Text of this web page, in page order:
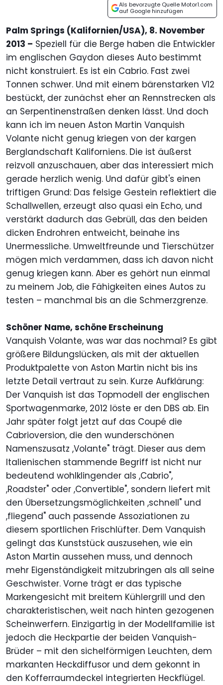
Als bevorzugte Quelle Motor1.com
auf Google hinzufügen
Palm Springs (Kalifornien/USA), 8. November
2013 – Speziell für die Berge haben die Entwickler
im englischen Gaydon dieses Auto bestimmt
nicht konstruiert. Es ist ein Cabrio. Fast zwei
Tonnen schwer. Und mit einem bärenstarken V12
bestückt, der zunächst eher an Rennstrecken als
an Serpentinenstraßen denken lässt. Und doch
kann ich im neuen Aston Martin Vanquish
Volante nicht genug kriegen von der kargen
Berglandschaft Kaliforniens. Die ist äußerst
reizvoll anzuschauen, aber das interessiert mich
gerade herzlich wenig. Und dafür gibt's einen
triftigen Grund: Das felsige Gestein reflektiert die
Schallwellen, erzeugt also quasi ein Echo, und
verstärkt dadurch das Gebrüll, das den beiden
dicken Endrohren entweicht, beinahe ins
Unermessliche. Umweltfreunde und Tierschützer
mögen mich verdammen, dass ich davon nicht
genug kriegen kann. Aber es gehört nun einmal
zu meinem Job, die Fähigkeiten eines Autos zu
testen – manchmal bis an die Schmerzgrenze.
Schöner Name, schöne Erscheinung
Vanquish Volante, was war das nochmal? Es gibt
größere Bildungslücken, als mit der aktuellen
Produktpalette von Aston Martin nicht bis ins
letzte Detail vertraut zu sein. Kurze Aufklärung:
Der Vanquish ist das Topmodell der englischen
Sportwagenmarke, 2012 löste er den DBS ab. Ein
Jahr später folgt jetzt auf das Coupé die
Cabrioversion, die den wunderschönen
Namenszusatz ,Volante" trägt. Dieser aus dem
Italienischen stammende Begriff ist nicht nur
bedeutend wohlklingender als ,Cabrio",
,Roadster" oder ,Convertible", sondern liefert mit
den Übersetzungsmöglichkeiten ,schnell" und
,fliegend" auch passende Assoziationen zu
diesem sportlichen Frischlüfter. Dem Vanquish
gelingt das Kunststück auszusehen, wie ein
Aston Martin aussehen muss, und dennoch
mehr Eigenständigkeit mitzubringen als all seine
Geschwister. Vorne trägt er das typische
Markengesicht mit breitem Kühlergrill und den
charakteristischen, weit nach hinten gezogenen
Scheinwerfern. Einzigartig in der Modellfamilie ist
jedoch die Heckpartie der beiden Vanquish-
Brüder – mit den sichelförmigen Leuchten, dem
markanten Heckdiffusor und dem gekonnt in
den Kofferraumdeckel integrierten Heckflügel.